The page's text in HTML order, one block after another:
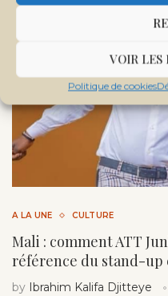
VOIR LES
Politique de cookies
A LA UNE CULTURE
Mali : comment ATT
référence du stand-up
by Ibrahim Kalifa Djitteye